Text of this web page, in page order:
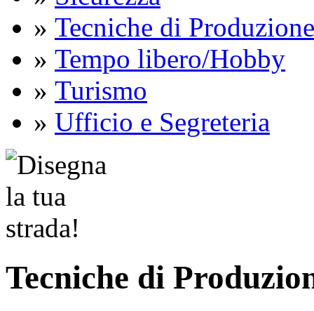
» Tecniche di Produzione
» Tempo libero/Hobby
» Turismo
» Ufficio e Segreteria
Tecniche di